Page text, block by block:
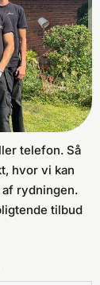
telefon. Så
hvor vi kan
rydningen.
tilbud